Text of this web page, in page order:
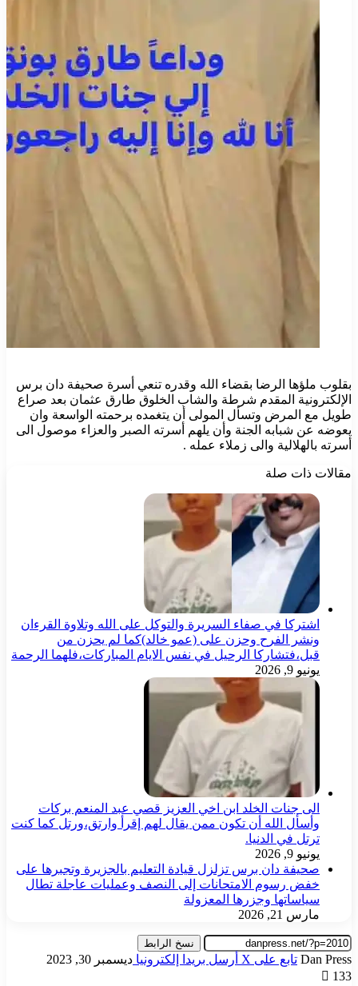
بقلوب ملؤها الرضا بقضاء الله وقدره تنعي أسرة صحيفة دان برس
الإلكترونية المقدم شرطة والشاب الخلوق طارق عثمان بعد صراع
طويل مع المرض وتسأل المولى أن يتغمده برحمته الواسعة وان
يعوضه عن شبابه الجنة وأن يلهم أسرته الصبر والعزاء موصول الى
أسرته بالهلالية والى زملاء عمله .
مقالات ذات صلة
اشتركا في صفاء السريرة والتوكل على الله وتلاوة القرءان
ونشر الفرح وحزن على (عمو خالد)كما لم يحزن من
قبل،فتشاركا الرحيل في نفس الايام المباركات،فلهما الرحمة
يونيو 9, 2026
الى جنات الخلد ابن اخي العزيز قصي عبد المنعم بركات
وأسأل الله أن تكون ممن يقال لهم إقرأ وارتق،ورتل كما كنت
ترتل في الدنيا.
يونيو 9, 2026
صحيفة دان برس تزلزل قيادة التعليم بالجزيرة وتجبرها على
خفض رسوم الامتحانات إلى النصف وعمليات عاجلة تطال
سياساتها وجزرها المعزولة
مارس 21, 2026
نسخ الرابط
Dan Press تابع على X أرسل بريدا إلكترونيا ديسمبر 30, 2023
133